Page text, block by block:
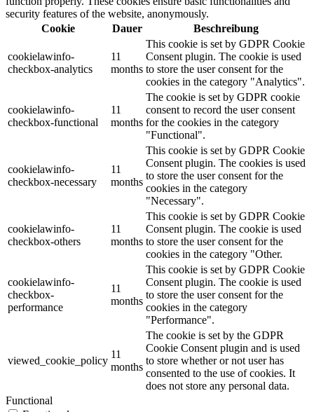
security features of the website, anonymously.
Cookie
Dauer Beschreibung
cookielawinfo-
checkbox-analytics
11
months
This cookie is set by GDPR Cookie
Consent plugin. The cookie is used
to store the user consent for the
cookies in the category "Analytics".
cookielawinfo-
checkbox-functional
11
months
The cookie is set by GDPR cookie
consent to record the user consent
for the cookies in the category
"Functional".
cookielawinfo-
checkbox-necessary
11
months
This cookie is set by GDPR Cookie
Consent plugin. The cookies is used
to store the user consent for the
cookies in the category
"Necessary".
cookielawinfo-
checkbox-others
11
months
This cookie is set by GDPR Cookie
Consent plugin. The cookie is used
to store the user consent for the
cookies in the category "Other.
cookielawinfo-
checkbox-
performance
11
months
This cookie is set by GDPR Cookie
Consent plugin. The cookie is used
to store the user consent for the
cookies in the category
"Performance".
viewed_cookie_policy
11
months
The cookie is set by the GDPR
Cookie Consent plugin and is used
to store whether or not user has
consented to the use of cookies. It
does not store any personal data.
Functional